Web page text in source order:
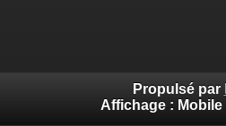
Propulsé par
Affichage : Mobile